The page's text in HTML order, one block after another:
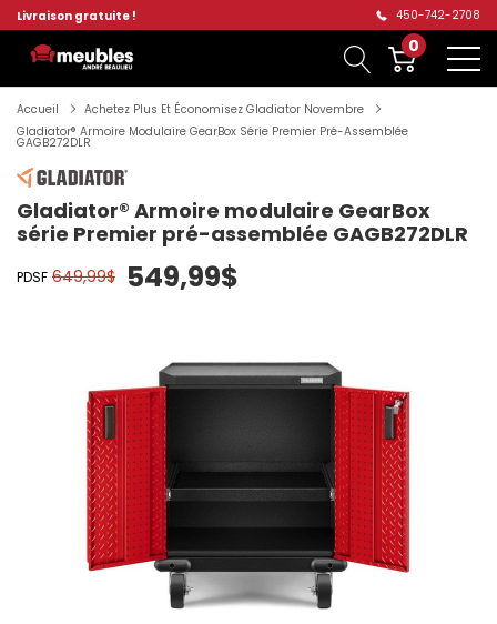
Livraison gratuite ! 450-742-2708
0
Accueil
Achetez Plus Et Économisez Gladiator Novembre
Gladiator® Armoire Modulaire GearBox Série Premier Pré-Assemblée
GAGB272DLR
Gladiator® Armoire modulaire GearBox
série Premier pré-assemblée GAGB272DLR
PDSF 649,99$ 549,99$